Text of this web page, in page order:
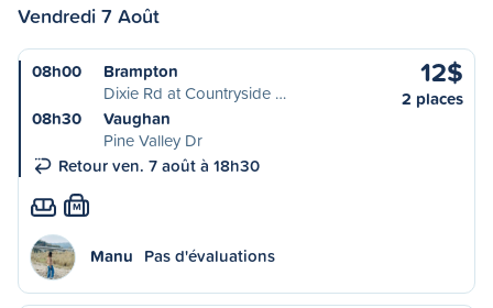
Vendredi 7 Août
08h00
Brampton
Dixie Rd at Countryside …
08h30
Vaughan
Pine Valley Dr
Retour ven. 7 août à 18h30
12$
2 places
M
Manu Pas d'évaluations